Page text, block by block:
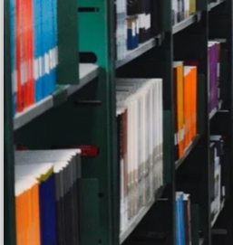
MEC Autoriza
Balanço Da 78ª
6 De Agosto: Dia
PROIFES Celebra
MEC Autoriza
Balanço Da 78ª
6 De Agosto: Dia
PROIFES Celebra